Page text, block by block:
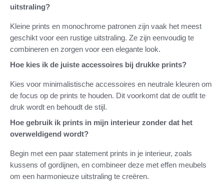
uitstraling?
Kleine prints en monochrome patronen zijn vaak het meest
geschikt voor een rustige uitstraling. Ze zijn eenvoudig te
combineren en zorgen voor een elegante look.
Hoe kies ik de juiste accessoires bij drukke prints?
Kies voor minimalistische accessoires en neutrale kleuren om
de focus op de prints te houden. Dit voorkomt dat de outfit te
druk wordt en behoudt de stijl.
Hoe gebruik ik prints in mijn interieur zonder dat het
overweldigend wordt?
Begin met een paar statement prints in je interieur, zoals
kussens of gordijnen, en combineer deze met effen meubels
om een harmonieuze uitstraling te creëren.